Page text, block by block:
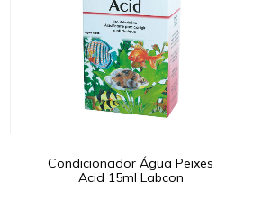
Condicionador Água Peixes
Acid 15ml Labcon